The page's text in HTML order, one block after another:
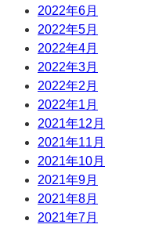
2022年6月
2022年5月
2022年4月
2022年3月
2022年2月
2022年1月
2021年12月
2021年11月
2021年10月
2021年9月
2021年8月
2021年7月